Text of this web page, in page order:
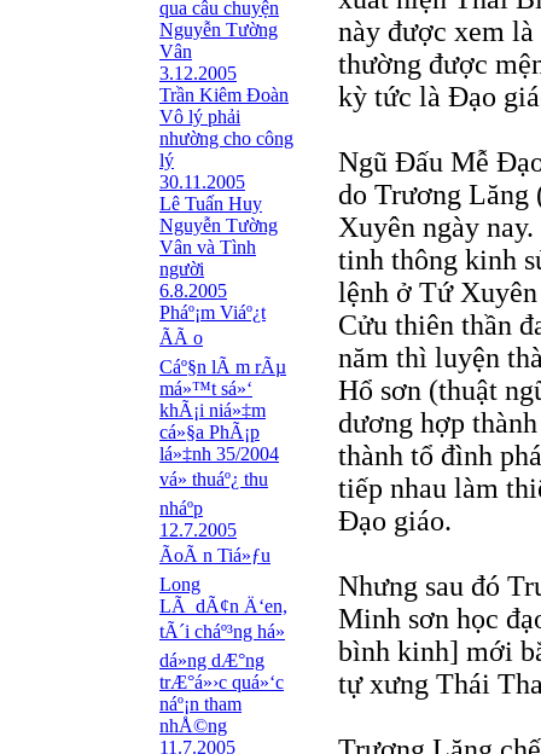
qua câu chuyện
Nguyễn Tường
Vân
3.12.2005
Trần Kiêm Ðoàn
Vô lý phải
nhường cho công
lý
30.11.2005
Lê Tuấn Huy
Nguyễn Tường
Vân và Tình
người
6.8.2005
Pháº¡m Viáº¿t
ÃÃ o
Cáº§n lÃ m rÃµ
má»™t sá»‘
khÃ¡i niá»‡m
cá»§a PhÃ¡p
lá»‡nh 35/2004
vá» thuáº¿ thu
nháº­p
12.7.2005
ÃoÃ n Tiá»ƒu
Long
LÃ dÃ¢n Ä‘en,
tÃ´i cháº³ng há»
dá»­ng dÆ°ng
trÆ°á»›c quá»‘c
náº¡n tham
nhÅ©ng
11.7.2005
này được xem
thường được
kỳ tức là Ðạo
Ngũ Ðấu Mễ
do Trương Lăng
Xuyên ngày
tinh thông kinh
lệnh ở Tứ
Cửu thiên thần
năm thì luyện
Hổ sơn (thuật
dương hợp
thành tổ đình
tiếp nhau làm
Ðạo giáo.
Nhưng sau đó
Minh sơn học
bình kinh] mới
tự xưng Thái